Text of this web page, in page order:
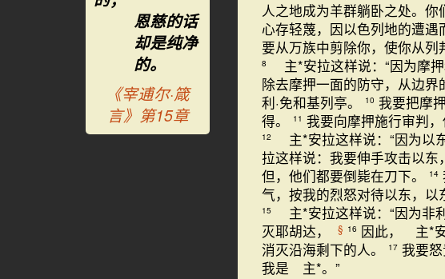
人之地成为羊群躺卧之处。
心存轻蔑，因以色列地的遭遇
要从万族中剪除你，使你从
8 主*安拉这样说：“因为摩
除去摩押一面的防守，从边
利·免和基列亭。
10 我要把摩
得。
11 我要向摩押施行审判
12 主*安拉这样说：“因为以
拉这样说：我要伸手攻击以
但，他们都要倒毙在刀下。
14
气，按我的烈怒对待以东，
15
主*安拉这样说：“因为非
灭耶胡达，
§ 16 因此， 主*安
消灭沿海剩下的人。
17 我要
我是 主*。”
恩慈的话
却是纯净
的。
《宰逋尔·箴
言》第15章